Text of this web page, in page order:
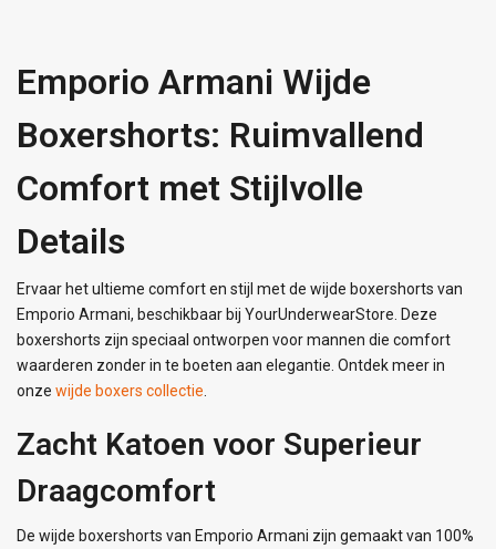
Emporio Armani Wijde
Boxershorts: Ruimvallend
Comfort met Stijlvolle
Details
Ervaar het ultieme comfort en stijl met de wijde boxershorts van
Emporio Armani, beschikbaar bij YourUnderwearStore. Deze
boxershorts zijn speciaal ontworpen voor mannen die comfort
waarderen zonder in te boeten aan elegantie. Ontdek meer in
onze wijde boxers collectie
Zacht Katoen voor Superieur
Draagcomfort
De wijde boxershorts van Emporio Armani zijn gemaakt van 100%